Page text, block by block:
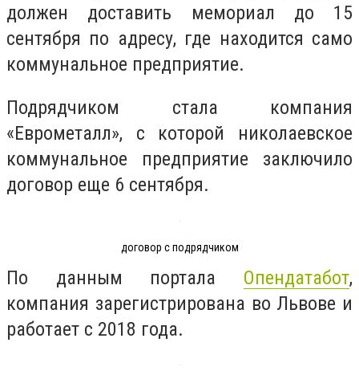
должен доставить мемориал до 15
сентября по адресу, где находится само
коммунальное предприятие.
Подрядчиком стала компания
«Еврометалл», с которой николаевское
коммунальное предприятие заключило
договор еще 6 сентября.
договор с подрядчиком
По данным портала Опендатабот,
компания зарегистрирована во Львове и
работает с 2018 года.